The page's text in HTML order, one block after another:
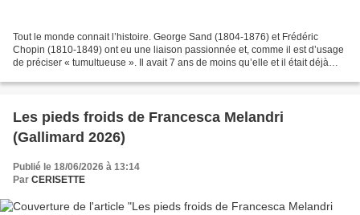
Tout le monde connait l’histoire. George Sand (1804-1876) et Frédéric
Chopin (1810-1849) ont eu une liaison passionnée et, comme il est d’usage
de préciser « tumultueuse ». Il avait 7 ans de moins qu’elle et il était déjà
Les pieds froids de Francesca Melandri
(Gallimard 2026)
Publié le 18/06/2026 à 13:14
Par CERISETTE